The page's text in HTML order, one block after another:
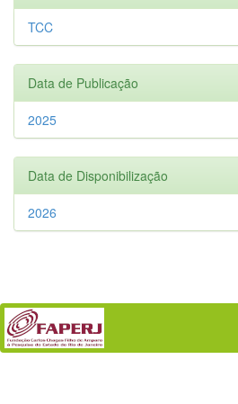
TCC
Data de Publicação
2025
Data de Disponibilização
2026